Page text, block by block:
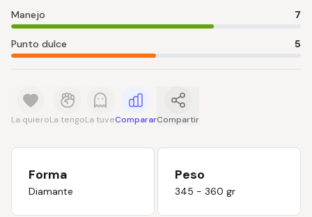
Manejo 7
Punto dulce 5
La quieroLa tengoLa tuveCompararCompartir
Forma
Diamante
Peso
345 - 360 gr